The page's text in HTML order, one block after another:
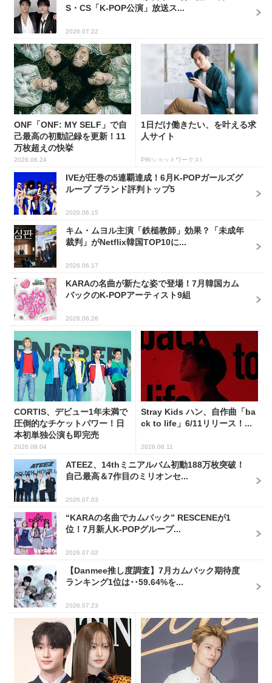
S・CS「K-POP公演」放送ス...
2026.07.22
ONF「ONF: MY SELF」で自
己最高の初動記録を更新！11
万枚超えの快挙
2026.06.24
1日だけ働きたい、を叶える求
人サイト
PR(ショットワークス)
IVEが圧巻の5連覇達成！6月K-POPガールズグ
ループ ブランド評判トップ5
2026.06.15
キム・ムヨル主演「鉄槌教師」効果？「未成年
裁判」がNetflix韓国TOP10に...
2026.06.17
KARAの名曲が新たな姿で登場！7月韓国カム
バックのK-POPアーティスト9組
2026.06.26
CORTIS、デビュー1年未満で
圧倒的なチケットパワー！日
本初単独公演も即完売
2026.08.04
Stray Kids ハン、自作曲「ba
ck to life」6/11リリース！...
2026.06.11
ATEEZ、14thミニアルバム初動188万枚突破！
自己最高＆7作目のミリオンセ...
2026.07.03
“KARAの名曲でカムバック” RESCENEが1
位！7月新人K-POPグループ...
2026.07.02
【Danmee推し度調査】7月カムバック期待度
ランキング1位は･･59.64%を...
2026.07.23